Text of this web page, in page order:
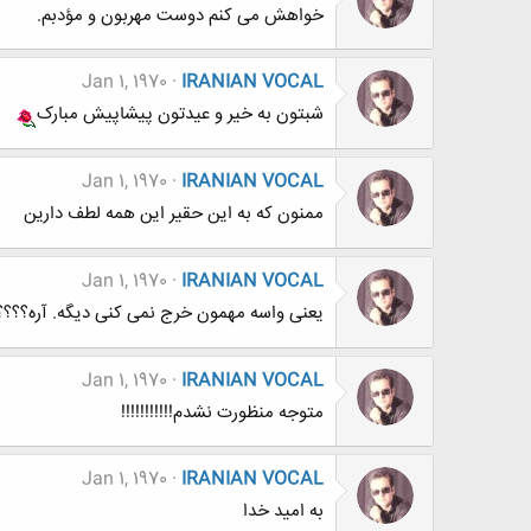
خواهش می کنم دوست مهربون و مؤدبم.
IRANIAN VOCAL
Jan 1, 1970
شبتون به خیر و عیدتون پیشاپیش مبارک
IRANIAN VOCAL
Jan 1, 1970
ممنون که به این حقیر این همه لطف دارین
IRANIAN VOCAL
Jan 1, 1970
یعنی واسه مهمون خرج نمی کنی دیگه.
IRANIAN VOCAL
Jan 1, 1970
متوجه منظورت نشدم!!!!!!!!!!!
IRANIAN VOCAL
Jan 1, 1970
به امید خدا